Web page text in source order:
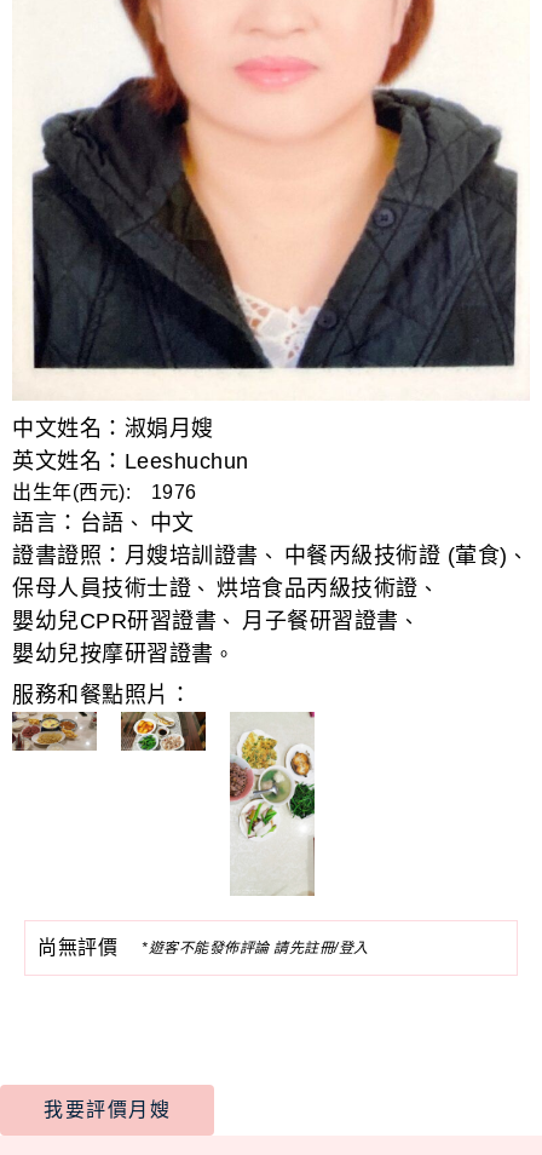
中文姓名：淑娟月嫂
英文姓名：Leeshuchun
出生年(西元): 1976
語言： 台語 、
中文
證書證照： 月嫂培訓證書 、 中餐丙級技術證 (葷食) 、
保母人員技術士證 、 烘培食品丙級技術證 、
嬰幼兒CPR研習證書 、 月子餐研習證書 、
嬰幼兒按摩研習證書 。
服務和餐點照片：
尚無評價 *遊客不能發佈評論 請先註冊/登入
我要評價月嫂